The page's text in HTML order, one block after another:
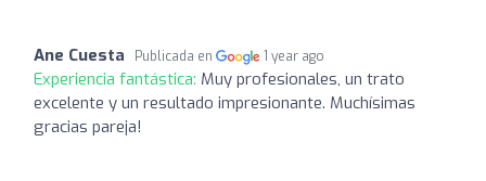
Ane Cuesta Publicada en 1 year ago
Experiencia fantástica: Muy profesionales, un trato
excelente y un resultado impresionante. Muchísimas
gracias pareja!